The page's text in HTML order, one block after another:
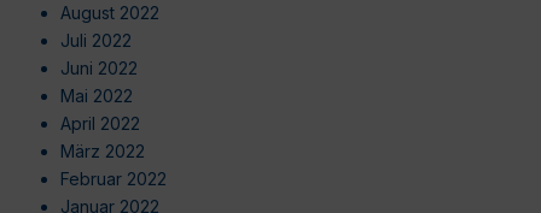
August 2022
Juli 2022
Juni 2022
Mai 2022
April 2022
März 2022
Februar 2022
Januar 2022